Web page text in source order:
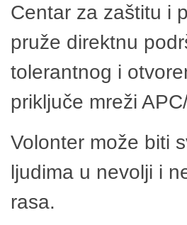
Centar za zaštitu i
pruže direktnu
tolerantnog i
priključe mreži
Volonter može biti
ljudima u nevolji i
rasa.